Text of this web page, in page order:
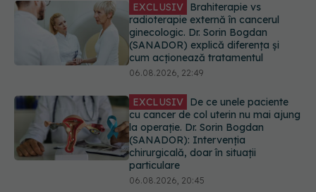
EXCLUSIV De ce unele paciente
cu cancer de col uterin nu mai ajung
la operație. Dr. Sorin Bogdan
(SANADOR): Intervenția
chirurgicală, doar în situații
06.08.2026, 20:45
Alertă în Europa după un nou caz
de hantavirus Anzi, singura tulpină
care se transmite de la om la om
06.08.2026, 20:06